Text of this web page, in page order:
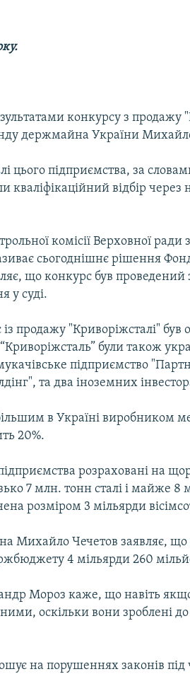
конкурсу з продажу
держмайна України
цього підприємства, за
відбір через
комісії Верховної ради
сьогоднішнє рішення
що конкурс був проведений
у суді.
продажу "Криворіжсталі" був
були також
підприємство
та два іноземних
в Україні виробником
20%.
розраховані на
7 млн. тонн сталі і майже 8
розміром 3 мільярди
Михайло Чечетов заявляє,
4 мільярди 260
Мороз каже, що навіть
оскільки вони зроблені
на порушеннях законів під